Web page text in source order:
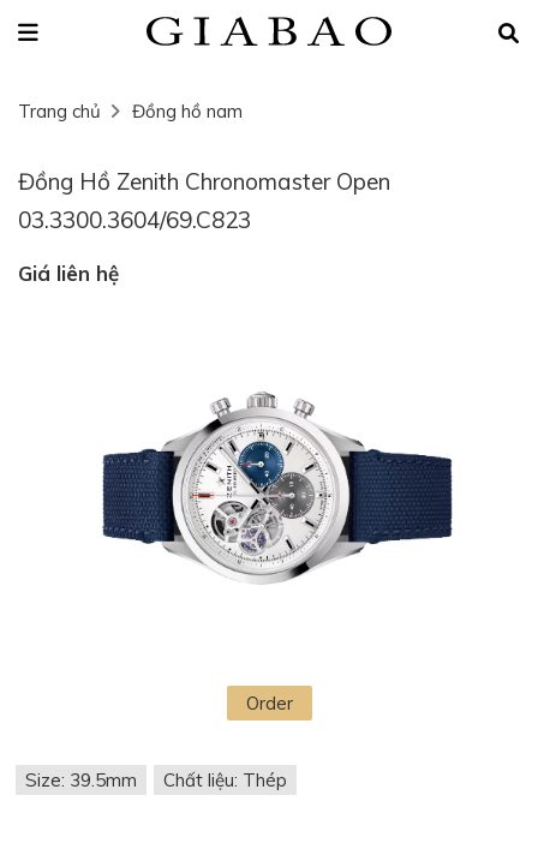
Trang chủ Đồng hồ nam
Đồng Hồ Zenith Chronomaster Open
03.3300.3604/69.C823
Giá liên hệ
Order
Size: 39.5mm Chất liệu: Thép